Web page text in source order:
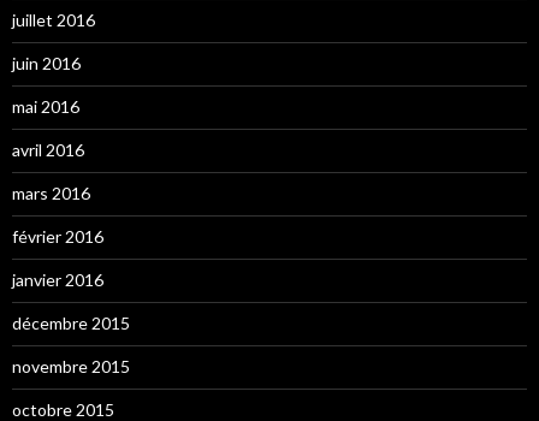
juillet 2016
juin 2016
mai 2016
avril 2016
mars 2016
février 2016
janvier 2016
décembre 2015
novembre 2015
octobre 2015